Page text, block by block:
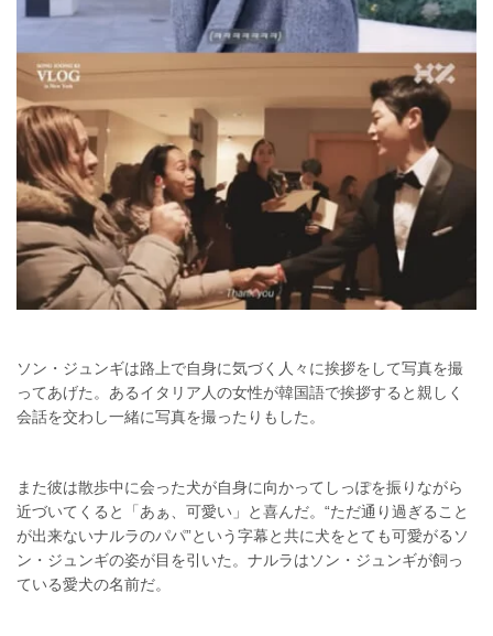
ソン・ジュンギは路上で自身に気づく人々に挨拶をして写真を撮
ってあげた。あるイタリア人の女性が韓国語で挨拶すると親しく
会話を交わし一緒に写真を撮ったりもした。
また彼は散歩中に会った犬が自身に向かってしっぽを振りながら
近づいてくると「あぁ、可愛い」と喜んだ。“ただ通り過ぎること
が出来ないナルラのパパ”という字幕と共に犬をとても可愛がるソ
ン・ジュンギの姿が目を引いた。ナルラはソン・ジュンギが飼っ
ている愛犬の名前だ。